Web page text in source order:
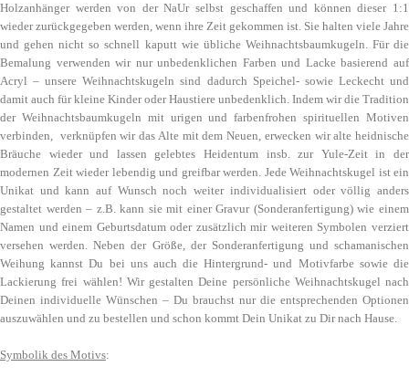
Holzanhänger werden von der NaUr selbst geschaffen und können dieser 1:1
wieder zurückgegeben werden, wenn ihre Zeit gekommen ist. Sie halten viele Jahre
und gehen nicht so schnell kaputt wie übliche Weihnachtsbaumkugeln. Für die
Bemalung verwenden wir nur unbedenklichen Farben und Lacke basierend auf
Acryl – unsere Weihnachtskugeln sind dadurch Speichel- sowie Leckecht und
damit auch für kleine Kinder oder Haustiere unbedenklich. Indem wir die Tradition
der Weihnachtsbaumkugeln mit urigen und farbenfrohen spirituellen Motiven
verbinden, verknüpfen wir das Alte mit dem Neuen, erwecken wir alte heidnische
Bräuche wieder und lassen gelebtes Heidentum insb. zur Yule-Zeit in der
modernen Zeit wieder lebendig und greifbar werden. Jede Weihnachtskugel ist ein
Unikat und kann auf Wunsch noch weiter individualisiert oder völlig anders
gestaltet werden – z.B. kann sie mit einer Gravur (Sonderanfertigung) wie einem
Namen und einem Geburtsdatum oder zusätzlich mir weiteren Symbolen verziert
versehen werden. Neben der Größe, der Sonderanfertigung und schamanischen
Weihung kannst Du bei uns auch die Hintergrund- und Motivfarbe sowie die
Lackierung frei wählen! Wir gestalten Deine persönliche Weihnachtskugel nach
Deinen individuelle Wünschen – Du brauchst nur die entsprechenden Optionen
auszuwählen und zu bestellen und schon kommt Dein Unikat zu Dir nach Hause.
Symbolik des Motivs: